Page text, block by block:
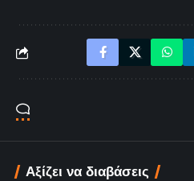
Αξίζει να διαβάσεις